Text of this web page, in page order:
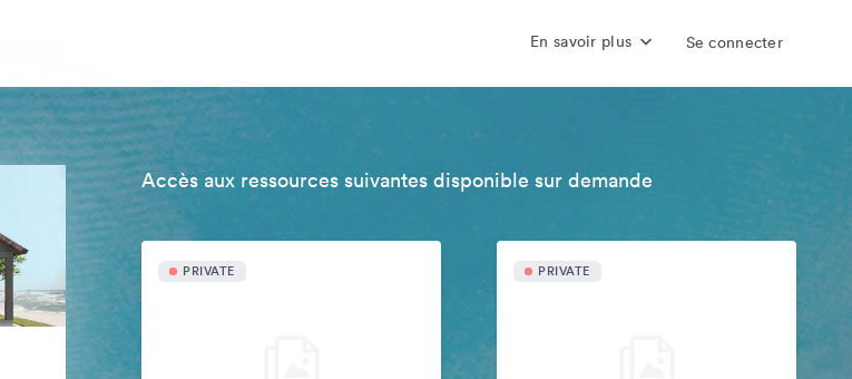
En savoir plus Se connecter
Accès aux ressources suivantes disponible sur demande
PRIVATE PRIVATE